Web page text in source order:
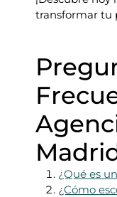
transformar tu
¿Qué es
¿Cómo